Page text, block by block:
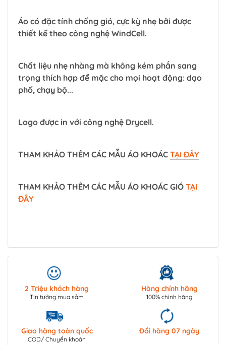
Áo có đặc tính chống gió, cực kỳ nhẹ bởi được
thiết kế theo công nghệ WindCell.
Chất liệu nhẹ nhàng mà không kém phần sang
trọng thích hợp để mặc cho mọi hoạt động: dạo
phố, chạy bộ...
Logo được in với công nghệ Drycell.
THAM KHẢO THÊM CÁC MẪU ÁO KHOÁC TẠI ĐÂY
THAM KHẢO THÊM CÁC MẪU ÁO KHOÁC GIÓ TẠI
ĐÂY
2 Triệu khách hàng
Tin tưởng mua sắm
Hàng chính hãng
100% chính hãng
Giao hàng toàn quốc
COD/ Chuyển khoản
Đổi hàng 07 ngày